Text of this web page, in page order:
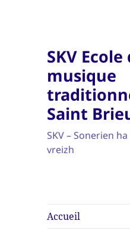
SKV Ecole
musique
Saint
SKV – Sonerien
vreizh
Accueil